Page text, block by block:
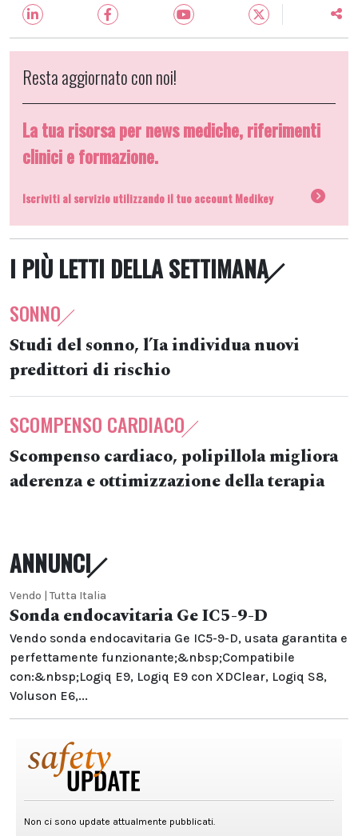
Resta aggiornato con noi!
La tua risorsa per news mediche, riferimenti
clinici e formazione.
Iscriviti al servizio utilizzando il tuo account Medikey
I PIÙ LETTI DELLA SETTIMANA
SONNO
Studi del sonno, l’Ia individua nuovi
predittori di rischio
SCOMPENSO CARDIACO
Scompenso cardiaco, polipillola migliora
aderenza e ottimizzazione della terapia
ANNUNCI
Vendo | Tutta Italia
Sonda endocavitaria Ge IC5-9-D
Vendo sonda endocavitaria Ge IC5-9-D, usata garantita e
perfettamente funzionante;&nbsp;Compatibile
con:&nbsp;Logiq E9, Logiq E9 con XDClear, Logiq S8,
Voluson E6,...